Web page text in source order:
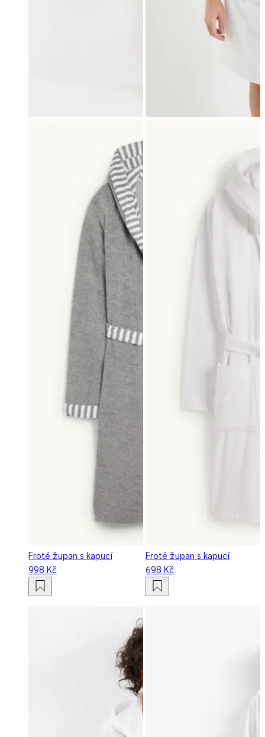
Froté župan s kapucí
998 Kč
Froté župan s kapucí
698 Kč